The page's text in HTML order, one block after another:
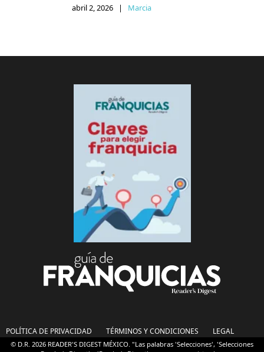
abril 2, 2026 | Marcia
POLÍTICA DE PRIVACIDAD TÉRMINOS Y CONDICIONES LEGAL
© D.R. 2026 READER'S DIGEST MÉXICO. "Las palabras 'Selecciones', 'Selecciones